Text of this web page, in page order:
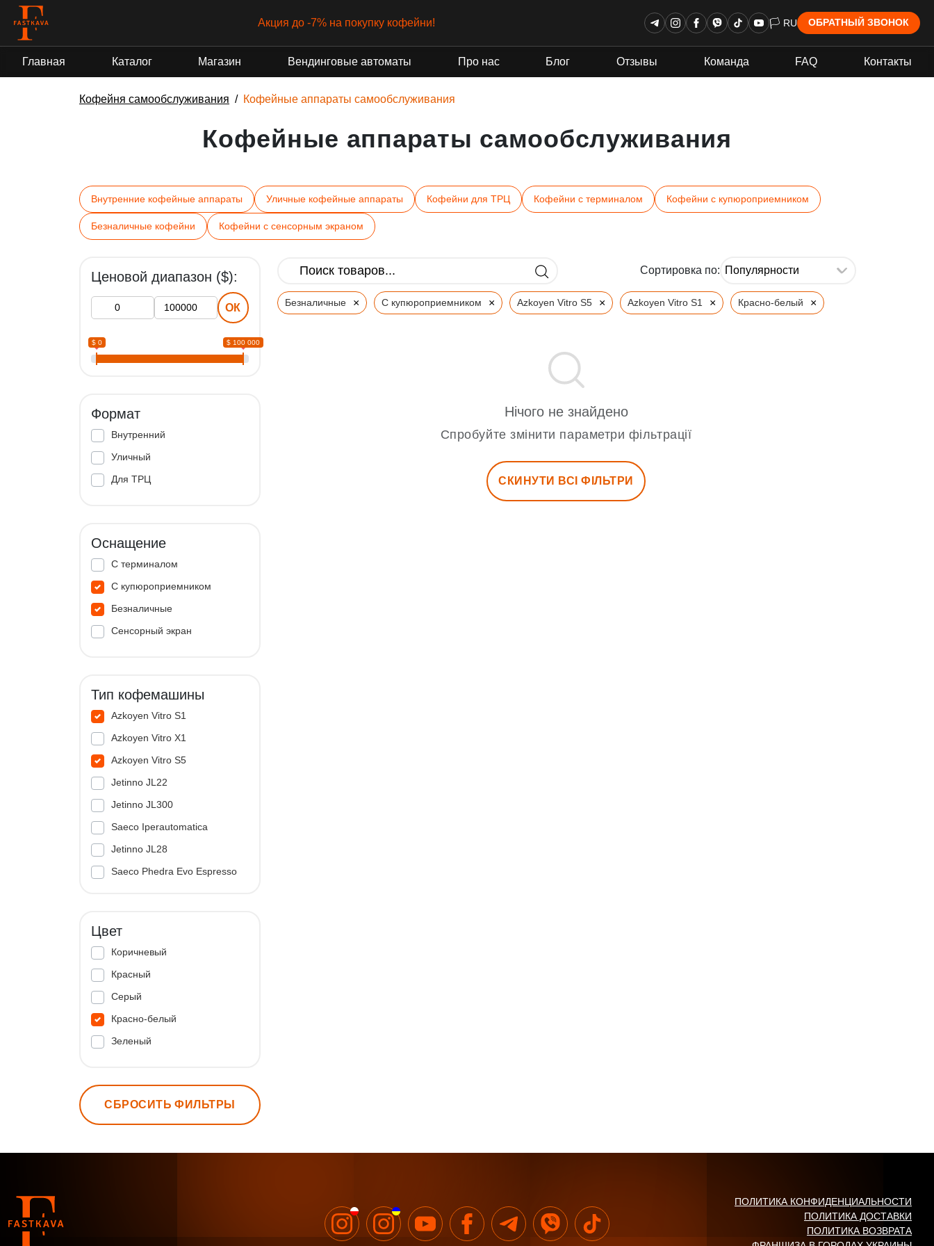
Акция до -7% на покупку кофейни! 🏳 RU ОБРАТНЫЙ ЗВОНОК
Главная Каталог Магазин Вендинговые автоматы Про нас Блог Отзывы Команда FAQ Контакты
Кофейня самообслуживания Кофейные аппараты самообслуживания
Кофейные аппараты самообслуживания
Внутренние кофейные аппараты Уличные кофейные аппараты Кофейни для ТРЦ Кофейни с терминалом Кофейни с купюроприемником
Безналичные кофейни Кофейни с сенсорным экраном
Ценовой диапазон ($):
ОК
$ 0 $ 100 000
Формат
Внутренний
Уличный
Для ТРЦ
Оснащение
С терминалом
С купюроприемником
Безналичные
Сенсорный экран
Тип кофемашины
Azkoyen Vitro S1
Azkoyen Vitro X1
Azkoyen Vitro S5
Jetinno JL22
Jetinno JL300
Saeco Iperautomatica
Jetinno JL28
Saeco Phedra Evo Espresso
Цвет
Коричневый
Красный
Серый
Красно-белый
Зеленый
СБРОСИТЬ ФИЛЬТРЫ
Сортировка по:
Безналичные × С купюроприемником × Azkoyen Vitro S5 × Azkoyen Vitro S1 × Красно-белый ×
Нічого не знайдено
Спробуйте змінити параметри фільтрації
СКИНУТИ ВСІ ФІЛЬТРИ
ПОЛИТИКА КОНФИДЕНЦИАЛЬНОСТИ
ПОЛИТИКА ДОСТАВКИ
ПОЛИТИКА ВОЗВРАТА